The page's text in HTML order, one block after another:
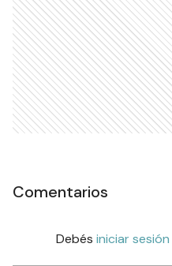
Comentarios
Debés iniciar sesión